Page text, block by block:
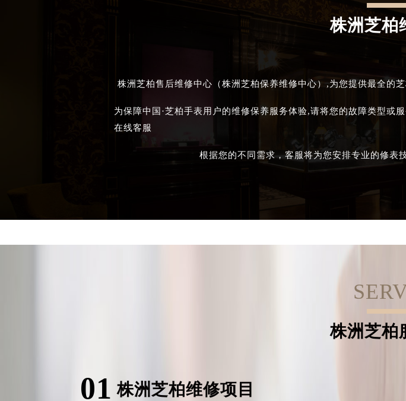
株洲芝柏
株洲芝柏售后维修中心（株洲芝柏保养维修中心）,为您提供最全的
为保障中国·芝柏手表用户的维修保养服务体验,请将您的故障类型或
在线客服
根据您的不同需求，客服将为您安排专业的修表
株洲芝柏
01 株洲芝柏维修项目